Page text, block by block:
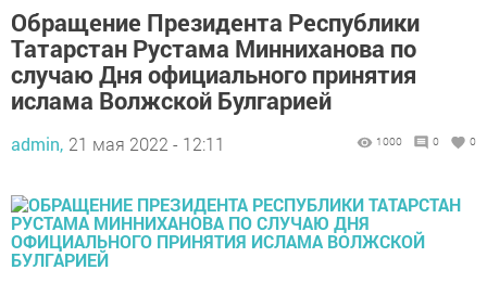
Обращение Президента Республики
Татарстан Рустама Минниханова по
случаю Дня официального принятия
ислама Волжской Булгарией
admin, 21 мая 2022 - 12:11 1000 0 0